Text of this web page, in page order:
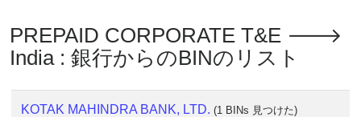
/
Validator
PREPAID CORPORATE T&E 🡒
India : 銀行からのBINのリスト
KOTAK MAHINDRA BANK, LTD. (1 BINs 見つけた)